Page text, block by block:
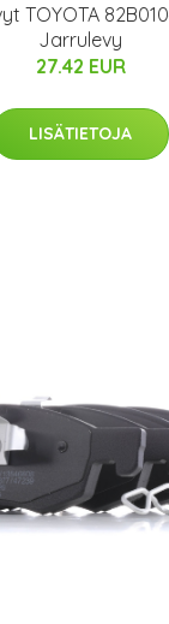
TOYOTA
Jarrulevy
27.42 EUR
LISÄTIETOJA